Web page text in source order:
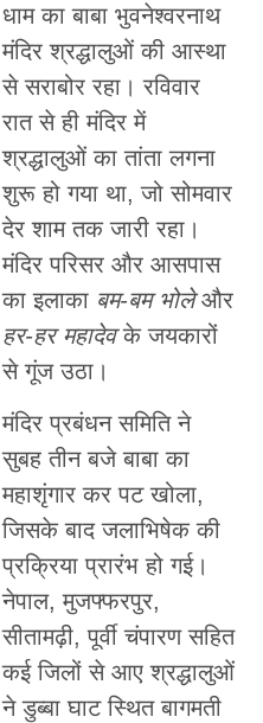
धाम का बाबा भुवनेश्वरनाथ
मंदिर श्रद्धालुओं की आस्था
से सराबोर रहा। रविवार
रात से ही मंदिर में
श्रद्धालुओं का तांता लगना
शुरू हो गया था, जो सोमवार
देर शाम तक जारी रहा।
मंदिर परिसर और आसपास
का इलाका बम-बम भोलेऔर
हर-हर महादेवके जयकारों
से गूंज उठा।
मंदिर प्रबंधन समिति ने
सुबह तीन बजे बाबा का
महाशृंगार कर पट खोला,
जिसके बाद जलाभिषेक की
प्रक्रिया प्रारंभ हो गई।
नेपाल, मुजफ्फरपुर,
सीतामढ़ी, पूर्वी चंपारण सहित
कई जिलों से आए श्रद्धालुओं
ने डुब्बा घाट स्थित बागमती